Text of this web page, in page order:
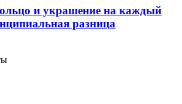
и украшение на каждый
разница